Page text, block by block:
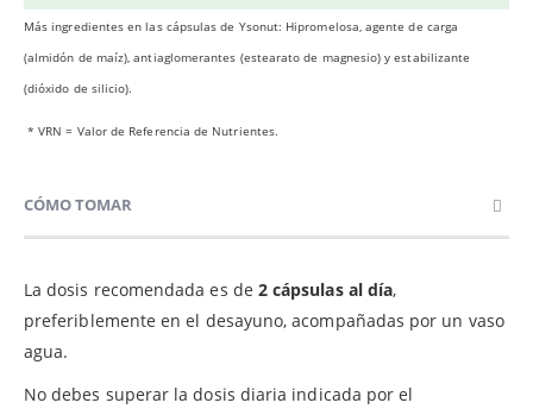
Más ingredientes en las cápsulas de Ysonut: Hipromelosa, agente de carga
(almidón de maíz), antiaglomerantes (estearato de magnesio) y estabilizante
(dióxido de silicio).
* VRN = Valor de Referencia de Nutrientes.
CÓMO TOMAR
La dosis recomendada es de 2 cápsulas al día,
preferiblemente en el desayuno, acompañadas por un vaso
agua.
No debes superar la dosis diaria indicada por el